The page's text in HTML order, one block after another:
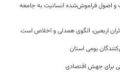
و اصول فراموش‌شده انسانیت به جامعه
اربعین، الگوی همدلی و اخلاص است
بومی استان
برای جهش اقتصادی